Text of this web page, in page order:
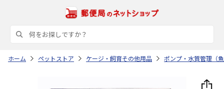
ホーム ペットストア ケージ・飼育その他用品 ポンプ・水質管理（